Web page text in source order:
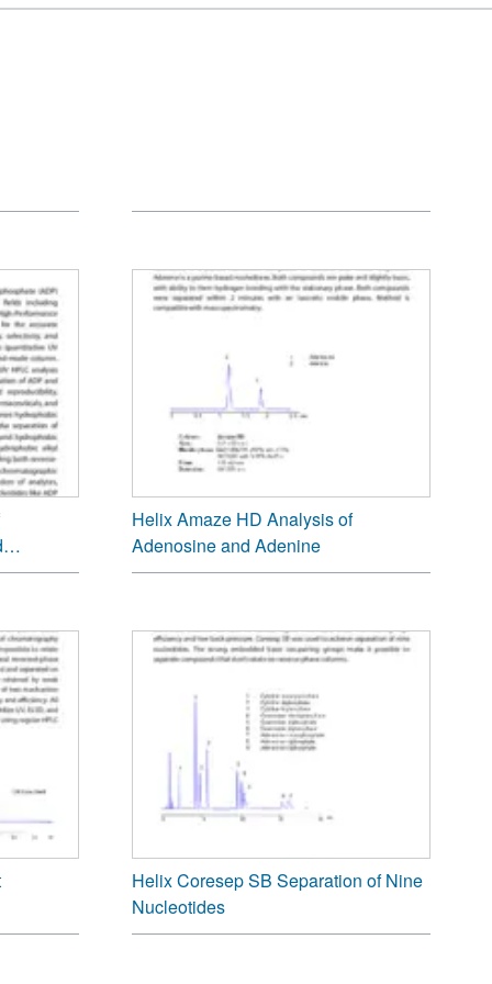
Helix Amaze HD Analysis of
Adenosine and Adenine
Helix Coresep SB Separation of Nine
Nucleotides